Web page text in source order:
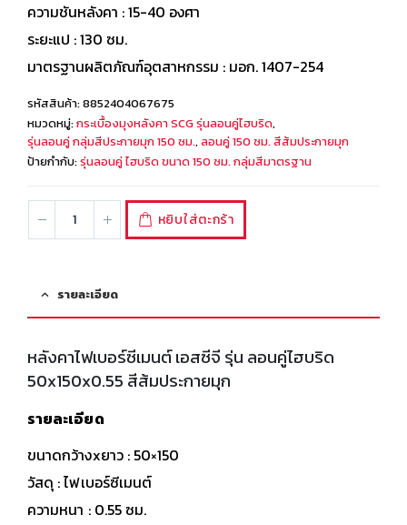
ความชันหลังคา : 15-40 องศา
ระยะแป : 130 ซม.
มาตรฐานผลิตภัณฑ์อุตสาหกรรม : มอก. 1407-254
รหัสสินค้า:8852404067675
หมวดหมู่:กระเบื้องมุงหลังคา SCG รุ่นลอนคู่ไฮบริด,
รุ่นลอนคู่ กลุ่มสีประกายมุก 150 ซม., ลอนคู่ 150 ซม. สีส้มประกายมุก
ป้ายกำกับ:รุ่นลอนคู่ ไฮบริด ขนาด 150 ซม. กลุ่มสีมาตรฐาน
หยิบใส่ตะกร้า
รายละเอียด
หลังคาไฟเบอร์ซีเมนต์ เอสซีจี รุ่น ลอนคู่ไฮบริด
50x150x0.55 สีส้มประกายมุก
รายละเอียด
ขนาดกว้างxยาว : 50×150
วัสดุ : ไฟเบอร์ซีเมนต์
ความหนา : 0.55 ซม.